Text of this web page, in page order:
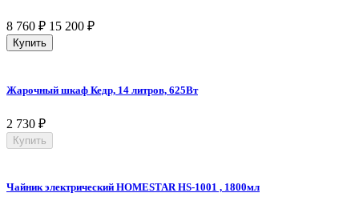
8 760 ₽ 15 200 ₽
Купить
Жарочный шкаф Кедр, 14 литров, 625Вт
2 730 ₽
Купить
Чайник электрический HOMESTAR HS-1001 , 1800мл